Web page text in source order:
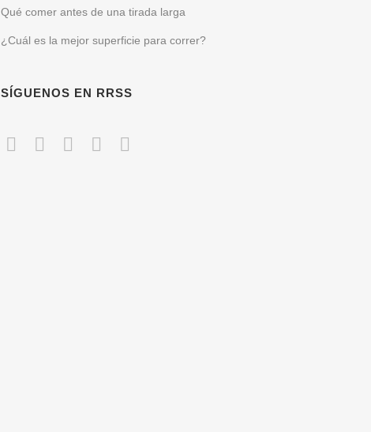
Qué comer antes de una tirada larga
¿Cuál es la mejor superficie para correr?
SÍGUENOS EN RRSS